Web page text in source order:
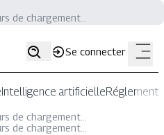
de chargement...
Se connecter
Intelligence artificielle
de chargement...
de chargement...